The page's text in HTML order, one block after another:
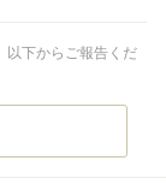
以下からご報告くだ